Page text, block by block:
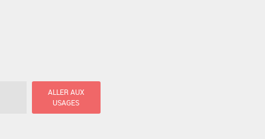
ALLER AUX
USAGES